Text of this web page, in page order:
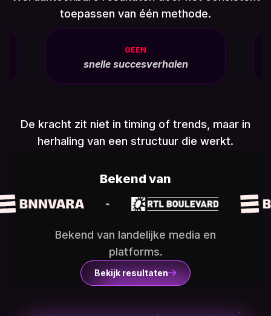
toepassen van één methode.
GEEN
snelle succesverhalen
De kracht zit niet in timing of trends, maar in
herhaling van een structuur die werkt.
Bekend van
Bekend van landelijke media en
platforms.
Bekijk resultaten